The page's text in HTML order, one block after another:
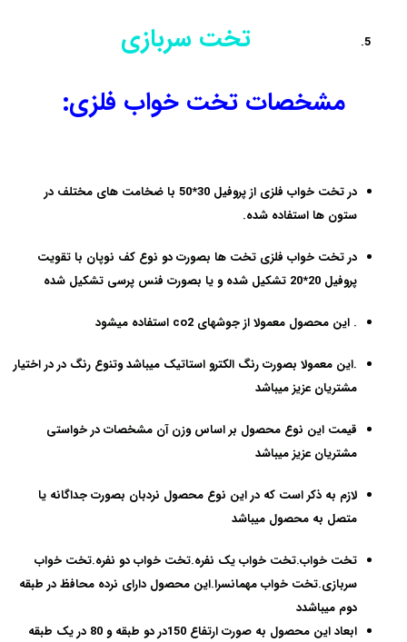
تخت سربازی
مشخصات تخت خواب فلزی:
درتخت خواب فلزی
از پروفیل 30*50 با ضخامت های مختلف در
ستون ها استفاده شده.
درتخت خواب فلزی تخت ها بصورت دو نوع کف نوپان با تقویت
پروفیل 20*20 تشکیل شده و یا بصورت فنس پرسی تشکیل شده
. این محصول معمولا از جوشهای co2 استفاده میشود
.این معمولا بصورت رنگ الکترو استاتیک میباشد وتنوع رنگ در در اختیار
مشتریان عزیز میباشد
قیمت این نوع محصول بر اساس وزن آن مشخصات در خواستی
مشتریان عزیز میباشد
لازم به ذکر است که در این نوع محصول نردبان بصورت جداگانه یا
متصل به محصول میباشد
تخت خواب.تخت خواب یک نفره.تخت خواب دو نفره.تخت خواب
سربازی.تخت خواب مهمانسرا.این محصول دارای نرده محافظ در طبقه
دوم میباشدد
ابعاد این محصول به صورت ارتفاع 150در دو طبقه و 80 در یک طبقه